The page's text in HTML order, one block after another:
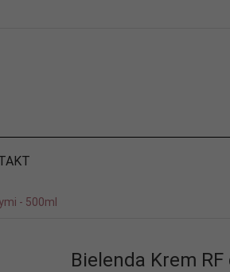
- 500ml
Bielenda Krem